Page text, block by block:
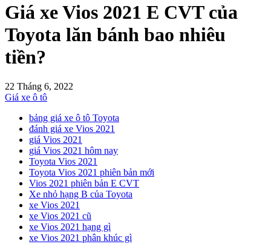
Giá xe Vios 2021 E CVT của
Toyota lăn bánh bao nhiêu
tiền?
22 Tháng 6, 2022
Giá xe ô tô
bảng giá xe ô tô Toyota
đánh giá xe Vios 2021
giá Vios 2021
giá Vios 2021 hôm nay
Toyota Vios 2021
Toyota Vios 2021 phiên bản mới
Vios 2021 phiên bản E CVT
Xe nhỏ hạng B của Toyota
xe Vios 2021
xe Vios 2021 cũ
xe Vios 2021 hạng gì
xe Vios 2021 phân khúc gì